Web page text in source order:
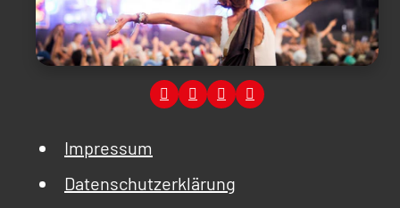
Impressum
Datenschutzerklärung